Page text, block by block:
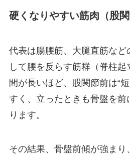
硬くなりやすい筋肉（股関
代表は腸腰筋、大腿直筋など
して腰を反らす筋群（脊柱
間が長いほど、股関節前は“
すく、立ったときも骨盤を前
ります。
その結果、骨盤前傾が強ま